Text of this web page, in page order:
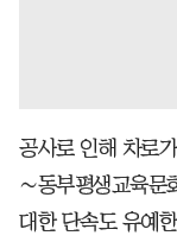
공사로 인해 차로
∼동부평생교육문
대한 단속도 유예